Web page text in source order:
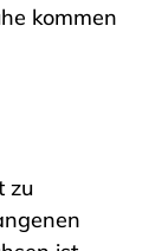
kommen
zu